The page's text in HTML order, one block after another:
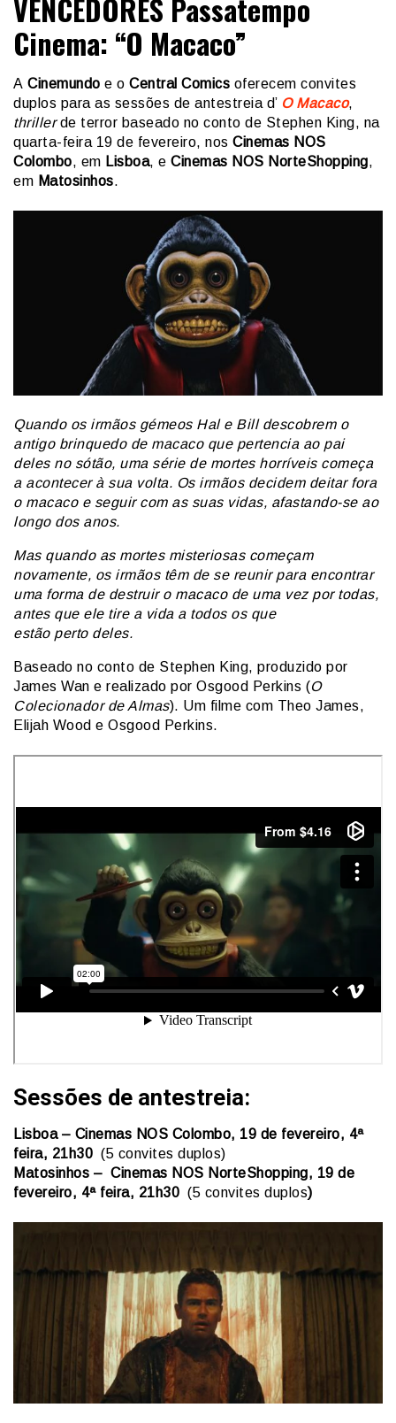
VENCEDORES Passatempo
Cinema: “O Macaco”
A Cinemundo e o Central Comics oferecem convites
duplos para as sessões de antestreia d’ O Macaco,
thrillerde terror baseado no conto de Stephen King, na
quarta-feira 19 de fevereiro, nos Cinemas NOS
Colombo, em Lisboa, e Cinemas NOS NorteShopping,
em Matosinhos.
Quando os irmãos gémeos Hal e Bill descobrem o
antigo brinquedo de macaco que pertencia ao pai
deles no sótão, uma série de mortes horríveis começa
a acontecer à sua volta. Os irmãos decidem deitar fora
o macaco e seguir com as suas vidas, afastando-se ao
longo dos anos.
Mas quando as mortes misteriosas começam
novamente, os irmãos têm de se reunir para encontrar
uma forma de destruir o macaco de uma vez por todas,
antes que ele tire a vida a todos os que
estão perto deles.
Baseado no conto de Stephen King, produzido por
James Wan e realizado por Osgood Perkins (O
Colecionador de Almas). Um filme com Theo James,
Elijah Wood e Osgood Perkins.
Sessões de antestreia:
Lisboa – Cinemas NOS Colombo, 19 de fevereiro, 4ª
feira, 21h30 (5 convites duplos)
Matosinhos – Cinemas NOS NorteShopping, 19 de
fevereiro, 4ª feira, 21h30 (5 convites duplos)